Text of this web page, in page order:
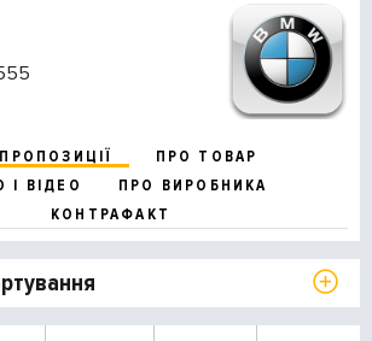
ПРО ТОВАР
І ВІДЕО
ПРО ВИРОБНИКА
КОНТРАФАКТ